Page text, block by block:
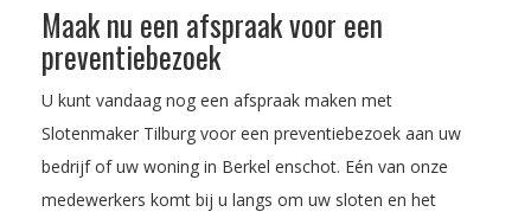
Maak nu een afspraak voor een
preventiebezoek
U kunt vandaag nog een afspraak maken met
Slotenmaker Tilburg voor een preventiebezoek aan uw
bedrijf of uw woning in Berkel enschot. Eén van onze
medewerkers komt bij u langs om uw sloten en het